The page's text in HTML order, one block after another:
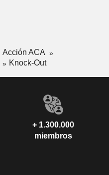
Acción ACA
Knock-Out
+ 1.300.000
miembros